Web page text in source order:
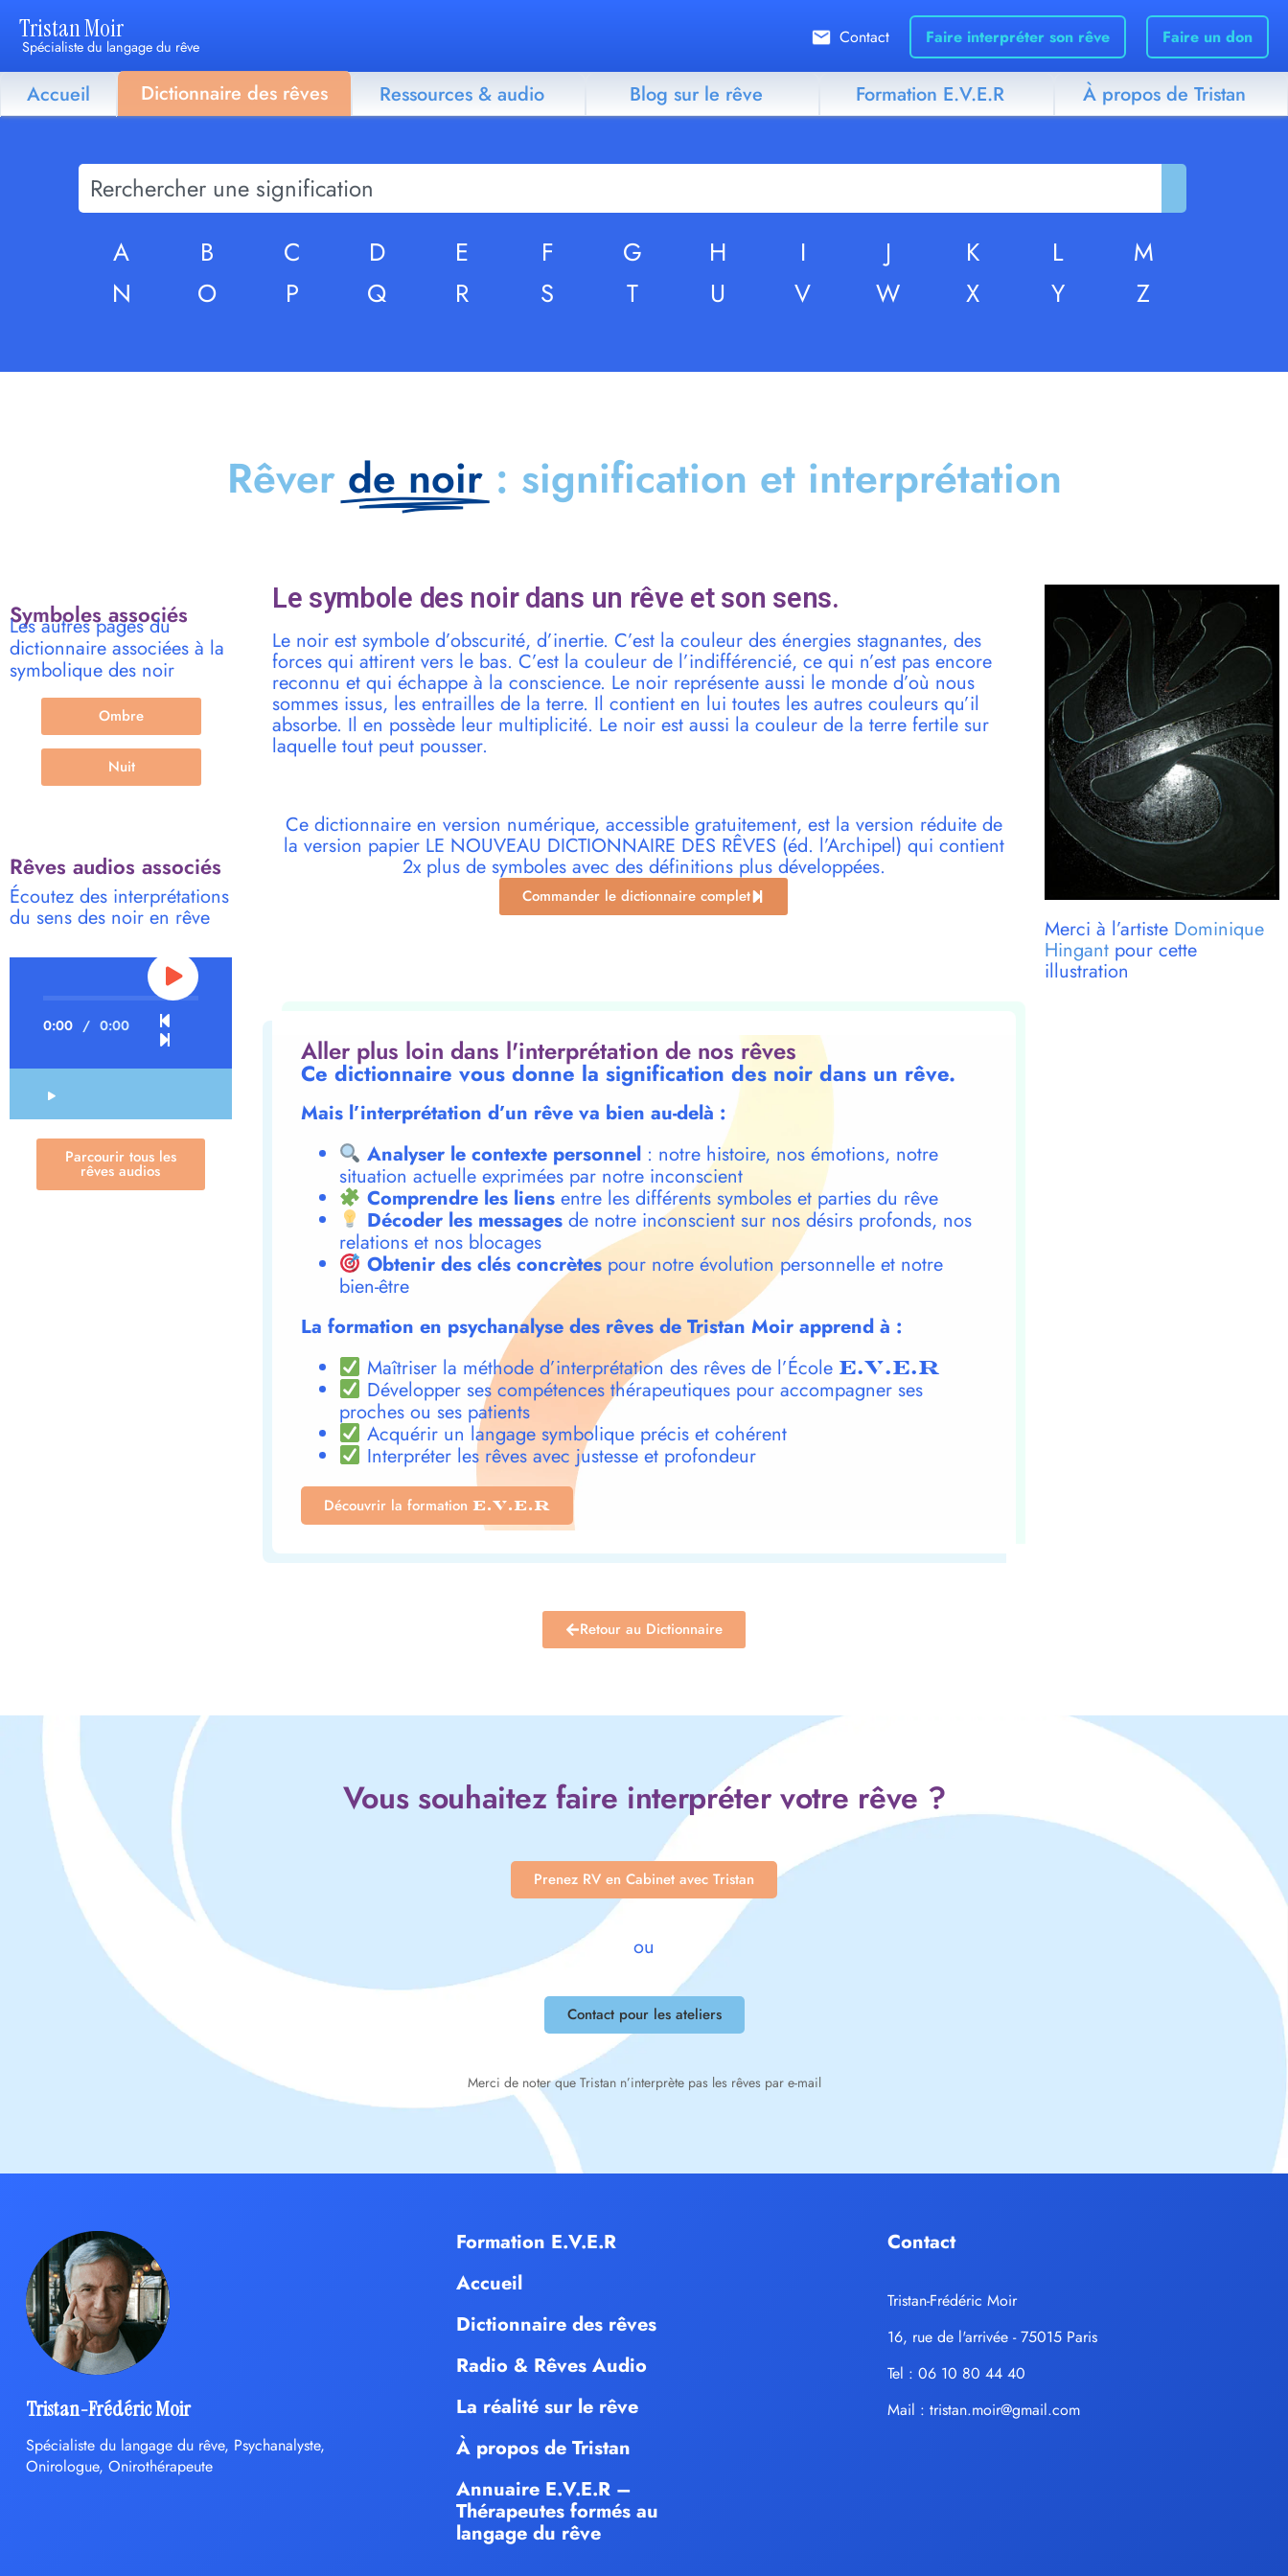
Tristan Moir
Spécialiste du langage du rêve Contact Faire interpréter son rêve Faire un don
Accueil Dictionnaire des rêves Ressources & audio Blog sur le rêve Formation E.V.E.R À propos de Tristan
A B C D E F G H I J K L
M
N
O P Q R S T U V W X Y Z
Rêver de noir : signification et interprétation
Symboles associés
Les autres pages du
dictionnaire associées à la
symbolique des noir
Ombre
Nuit
Rêves audios associés
Écoutez des interprétations
du sens des noir en rêve
0:00 / 0:00
Parcourir tous les
rêves audios
Le symbole des noir dans un rêve et son sens.
Le noir est symbole d’obscurité, d’inertie. C’est la couleur des énergies stagnantes, des
forces qui attirent vers le bas. C’est la couleur de l’indifférencié, ce qui n’est pas encore
reconnu et qui échappe à la conscience. Le noir représente aussi le monde d’où nous
sommes issus, les entrailles de la terre. Il contient en lui toutes les autres couleurs qu’il
absorbe. Il en possède leur multiplicité. Le noir est aussi la couleur de la terre fertile sur
laquelle tout peut pousser.
Ce dictionnaire en version numérique, accessible gratuitement, est la version réduite de
la version papier LE NOUVEAU DICTIONNAIRE DES RÊVES (éd. l’Archipel) qui contient
2x plus de symboles avec des définitions plus développées.
Commander le dictionnaire complet
Aller plus loin dans l'interprétation de nos rêves
Ce dictionnaire vous donne la signification des noir dans un rêve.
Mais l’interprétation d’un rêve va bien au-delà :
Analyser le contexte personnel: notre histoire, nos émotions, notre
situation actuelle exprimées par notre inconscient
Comprendre les liensentre les différents symboles et parties du rêve
Décoder les messagesde notre inconscient sur nos désirs profonds, nos
relations et nos blocages
Obtenir des clés concrètespour notre évolution personnelle et notre
bien-être
La formation en psychanalyse des rêves de Tristan Moir apprend à :
Maîtriser la méthode d’interprétation des rêves de l’École E.V.E.R
Développer ses compétences thérapeutiques pour accompagner ses
proches ou ses patients
Acquérir un langage symbolique précis et cohérent
Interpréter les rêves avec justesse et profondeur
Découvrir la formation E.V.E.R
Retour au Dictionnaire
Merci à l’artiste Dominique
Hingant pour cette
illustration
Vous souhaitez faire interpréter votre rêve ?
Prenez RV en Cabinet avec Tristan
ou
Contact pour les ateliers
Merci de noter que Tristan n’interprète pas les rêves par e-mail
Tristan-Frédéric Moir
Spécialiste du langage du rêve, Psychanalyste,
Onirologue, Onirothérapeute
Formation E.V.E.R
Accueil
Dictionnaire des rêves
Radio & Rêves Audio
La réalité sur le rêve
À propos de Tristan
Annuaire E.V.E.R –
Thérapeutes formés au
langage du rêve
Contact
Tristan-Frédéric Moir
16, rue de l'arrivée - 75015 Paris
Tel : 06 10 80 44 40
Mail :tristan.moir@gmail.com